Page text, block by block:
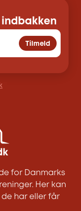
indbakken
Tilmeld
for Danmarks
Her kan
har eller får